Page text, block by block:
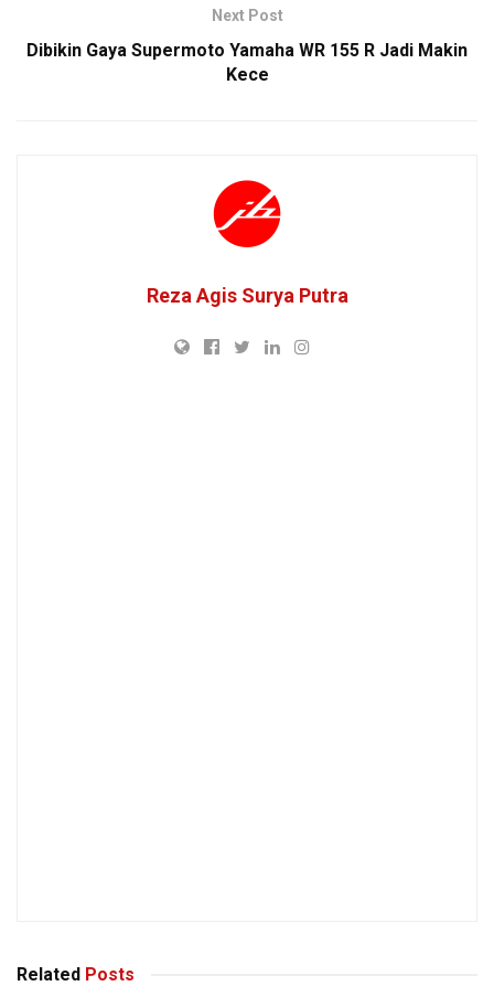
Next Post
Dibikin Gaya Supermoto Yamaha WR 155 R Jadi Makin
Kece
Reza Agis Surya Putra
Related Posts